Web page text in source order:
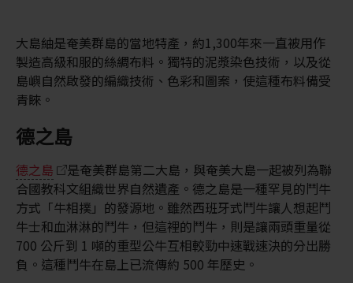
大島紬是奄美群島的當地特產，約1,300年來一直被用作
製造高級和服的絲綢布料。獨特的泥漿染色技術，以及從
島嶼自然啟發的編織技術、色彩和圖案，使這種布料備受
青睞。
德之島
德之島
是奄美群島第二大島，與奄美大島一起被列為聯
合國教科文組織世界自然遺產。德之島是一種罕見的鬥牛
方式「牛相撲」的發源地。雖然西班牙式鬥牛讓人想起鬥
牛士和血淋淋的鬥牛，但這裡的鬥牛，則是讓兩頭重量從
700 公斤到 1 噸的重型公牛互相較勁中速戰速決的分出勝
負。這種鬥牛在島上已流傳約 500 年歷史。